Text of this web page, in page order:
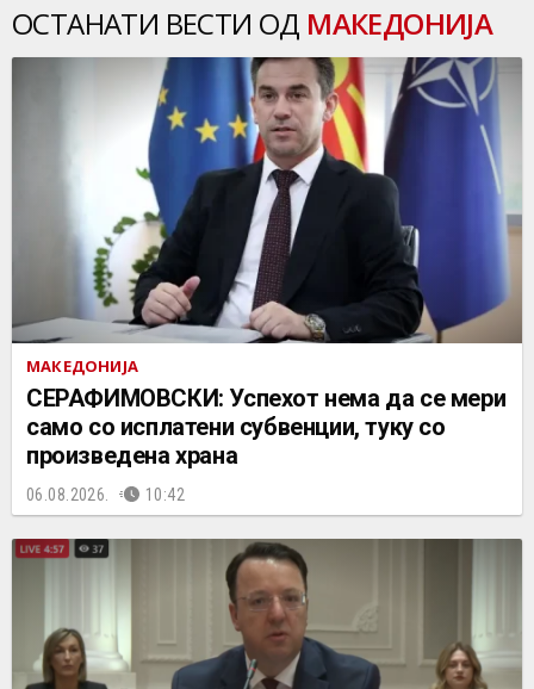
ОСТАНАТИ ВЕСТИ ОД МАКЕДОНИЈА
МАКЕДОНИЈА
СЕРАФИМОВСКИ: Успехот нема да се мери
само со исплатени субвенции, туку со
произведена храна
06.08.2026. 10:42